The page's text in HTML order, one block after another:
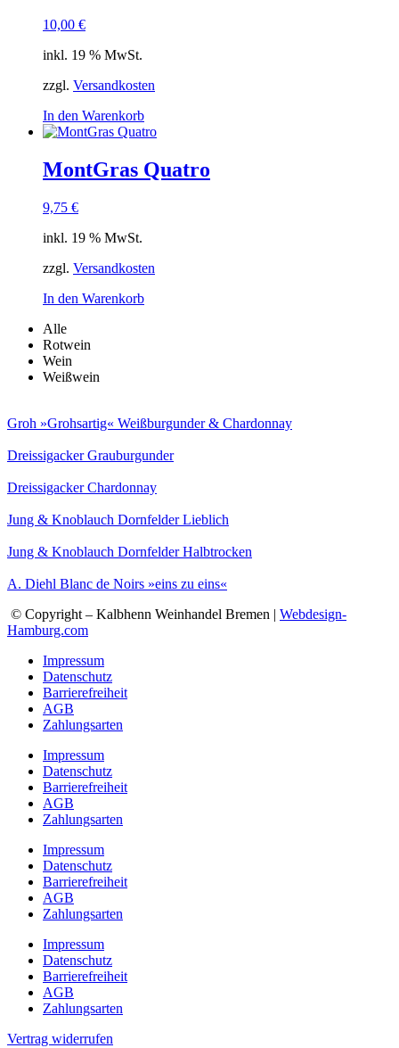
10,00 €
inkl. 19 % MwSt.
zzgl. Versandkosten
In den Warenkorb
MontGras Quatro
9,75 €
inkl. 19 % MwSt.
zzgl. Versandkosten
In den Warenkorb
Alle
Rotwein
Wein
Weißwein
Groh »Grohsartig« Weißburgunder & Chardonnay
Dreissigacker Grauburgunder
Dreissigacker Chardonnay
Jung & Knoblauch Dornfelder Lieblich
Jung & Knoblauch Dornfelder Halbtrocken
A. Diehl Blanc de Noirs »eins zu eins«
© Copyright – Kalbhenn Weinhandel Bremen | Webdesign-
Hamburg.com
Impressum
Datenschutz
Barrierefreiheit
AGB
Zahlungsarten
Impressum
Datenschutz
Barrierefreiheit
AGB
Zahlungsarten
Impressum
Datenschutz
Barrierefreiheit
AGB
Zahlungsarten
Impressum
Datenschutz
Barrierefreiheit
AGB
Zahlungsarten
Vertrag widerrufen